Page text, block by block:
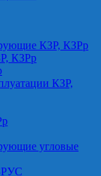
КЗР, КЗРр
КЗРр
КЗР,
угловые